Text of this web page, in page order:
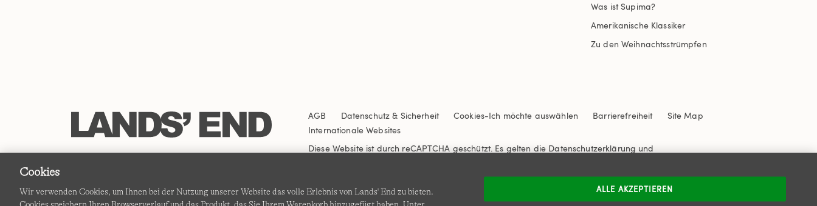
Was ist Supima?
Amerikanische Klassiker
Zu den Weihnachtsstrümpfen
AGB Datenschutz & Sicherheit Cookies-Ich möchte auswählen Barrierefreiheit
Site Map
Internationale Websites
Diese Website ist durch reCAPTCHA geschützt. Es gelten die Datenschutzerklärung und
Cookies
Wir verwenden Cookies, um Ihnen bei der Nutzung unserer Website das volle Erlebnis von Lands' End zu bieten.
ALLE AKZEPTIEREN